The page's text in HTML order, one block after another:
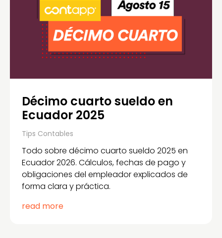
Décimo cuarto sueldo en
Ecuador 2025
Tips Contables
Todo sobre décimo cuarto sueldo 2025 en
Ecuador 2026. Cálculos, fechas de pago y
obligaciones del empleador explicados de
forma clara y práctica.
read more